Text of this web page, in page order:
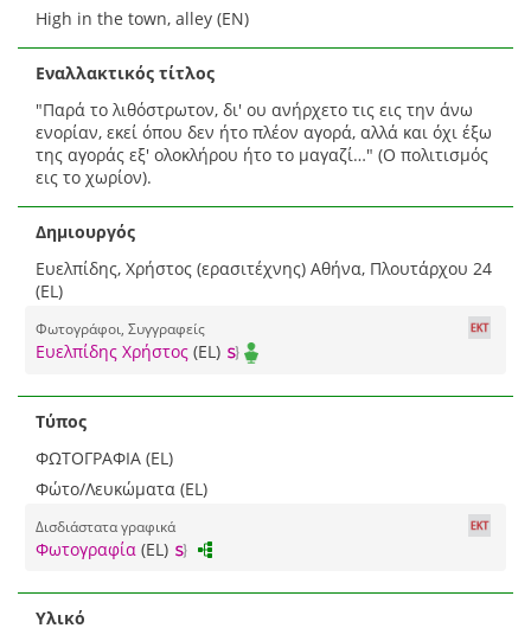
High in the town, alley (EN)
Εναλλακτικός τίτλος
"Παρά το λιθόστρωτον, δι' ου ανήρχετο τις εις την άνω
ενορίαν, εκεί όπου δεν ήτο πλέον αγορά, αλλά και όχι έξω
της αγοράς εξ' ολοκλήρου ήτο το μαγαζί…" (Ο πολιτισμός
εις το χωρίον).
Δημιουργός
Ευελπίδης, Χρήστος (ερασιτέχνης) Αθήνα, Πλουτάρχου 24
(EL)
Φωτογράφοι, Συγγραφείς
Ευελπίδης Χρήστος (EL)
Τύπος
ΦΩΤΟΓΡΑΦΙΑ (EL)
Φώτο/Λευκώματα (EL)
Δισδιάστατα γραφικά
Φωτογραφία (EL)
Υλικό